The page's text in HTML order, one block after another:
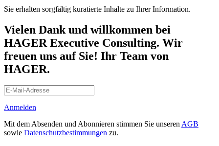
Sie erhalten sorgfältig kuratierte Inhalte zu Ihrer Information.
Vielen Dank und willkommen bei
HAGER Executive Consulting. Wir
freuen uns auf Sie! Ihr Team von
HAGER.
Anmelden
Mit dem Absenden und Abonnieren stimmen Sie unserenAGB
sowie Datenschutzbestimmungen zu.